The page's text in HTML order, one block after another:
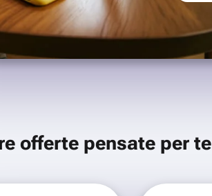
offerte pensate per te